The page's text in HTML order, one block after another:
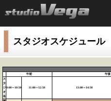
スタジオスケジュール
午前
午後
ス
タ
ジ
オ
名
9:00～10:50 11:00～12:50 13:00～14:50